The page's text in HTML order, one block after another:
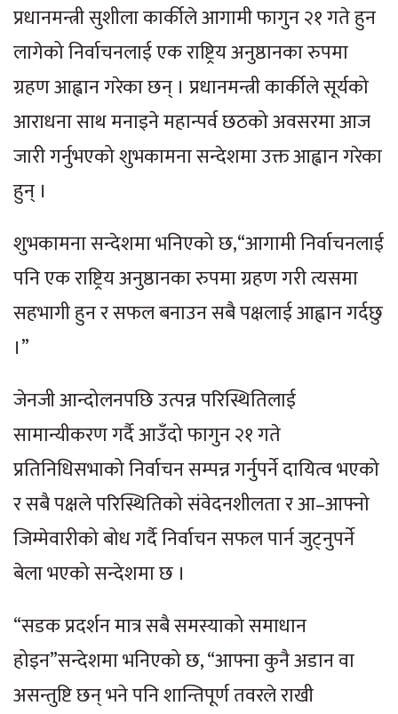
प्रधानमन्त्री सुशीला कार्कीले आगामी फागुन २१ गते हुन
लागेको निर्वाचनलाई एक राष्ट्रिय अनुष्ठानका रुपमा
ग्रहण आह्वान गरेका छन् । प्रधानमन्त्री कार्कीले सूर्यको
आराधना साथ मनाइने महान्पर्व छठको अवसरमा आज
जारी गर्नुभएको शुभकामना सन्देशमा उक्त आह्वान गरेका
हुन् ।
शुभकामना सन्देशमा भनिएको छ,“आगामी निर्वाचनलाई
पनि एक राष्ट्रिय अनुष्ठानका रुपमा ग्रहण गरी त्यसमा
सहभागी हुन र सफल बनाउन सबै पक्षलाई आह्वान गर्दछु
।”
जेनजी आन्दोलनपछि उत्पन्न परिस्थितिलाई
सामान्यीकरण गर्दै आउँदो फागुन २१ गते
प्रतिनिधिसभाको निर्वाचन सम्पन्न गर्नुपर्ने दायित्व भएको
र सबै पक्षले परिस्थितिको संवेदनशीलता र आ–आफ्नो
जिम्मेवारीको बोध गर्दै निर्वाचन सफल पार्न जुट्नुपर्ने
बेला भएको सन्देशमा छ ।
“सडक प्रदर्शन मात्र सबै समस्याको समाधान
होइन”सन्देशमा भनिएको छ, “आफ्ना कुनै अडान वा
असन्तुष्टि छन् भने पनि शान्तिपूर्ण तवरले राखी